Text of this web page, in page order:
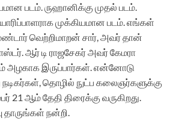
படம். ருஹானிக்கு முதல் படம்.
முக்கியமான படம். எங்கள்
வெற்றிமாறன் சார், அவர் தான்
ஆர் டி ராஜசேகர் அவர் கேமரா
அழகாக இருப்பார்கள். என்னோடு
தொழில் நுட்ப கலைஞர்களுக்கு
21 ஆம் தேதி திரைக்கு வருகிறது.
நன்றி.